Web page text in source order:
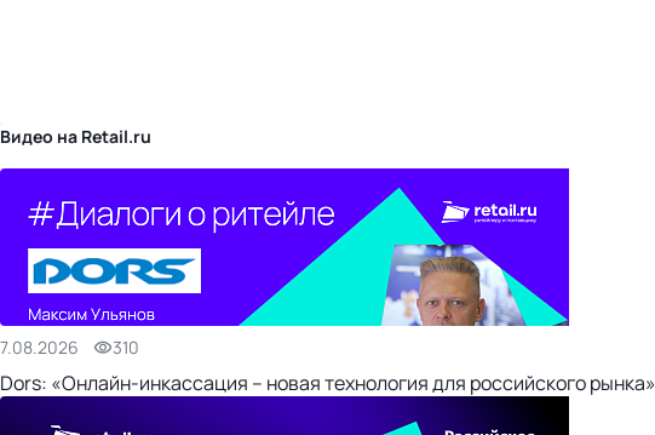
Видео на Retail.ru
7.08.2026 310
Dors: «Онлайн-инкассация – новая технология для российского рынка»